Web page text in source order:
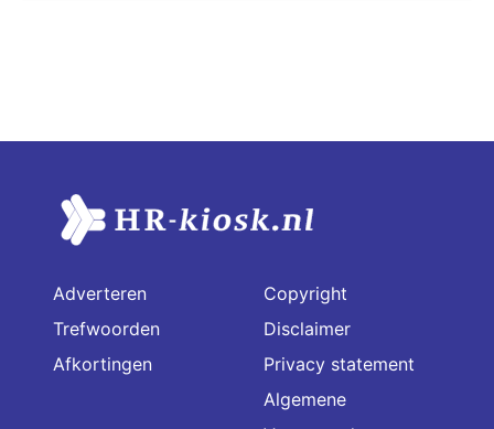
Adverteren
Trefwoorden
Afkortingen
Copyright
Disclaimer
Privacy statement
Algemene